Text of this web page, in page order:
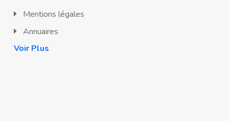
Mentions légales
Annuaires
Voir Plus